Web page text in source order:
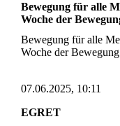
Bewegung für alle
Woche der
Bewegung für alle
Woche der
07.06.2025, 10:11
EGRET